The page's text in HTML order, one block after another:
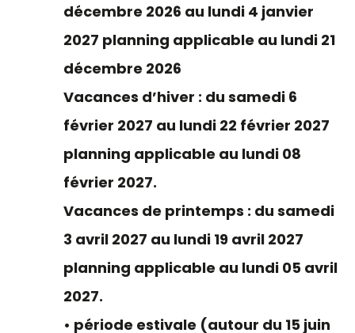
décembre 2026 au lundi 4 janvier
2027 planning applicable au lundi 21
décembre 2026
Vacances d’hiver : du samedi 6
février 2027 au lundi 22 février 2027
planning applicable au lundi 08
février 2027.
Vacances de printemps : du samedi
3 avril 2027 au lundi 19 avril 2027
planning applicable au lundi 05 avril
2027.
• période estivale (autour du 15 juin